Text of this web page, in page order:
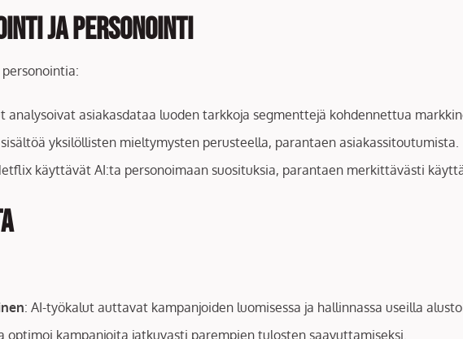
ja Personointi
analysoivat asiakasdataa luoden tarkkoja segmenttejä kohdennettua
yksilöllisten mieltymysten perusteella, parantaen asiakassitoutumista.
käyttävät AI:ta personoimaan suosituksia, parantaen merkittävästi
: AI-työkalut auttavat kampanjoiden luomisessa ja hallinnassa useilla
optimoi kampanjoita jatkuvasti parempien tulosten saavuttamiseksi.